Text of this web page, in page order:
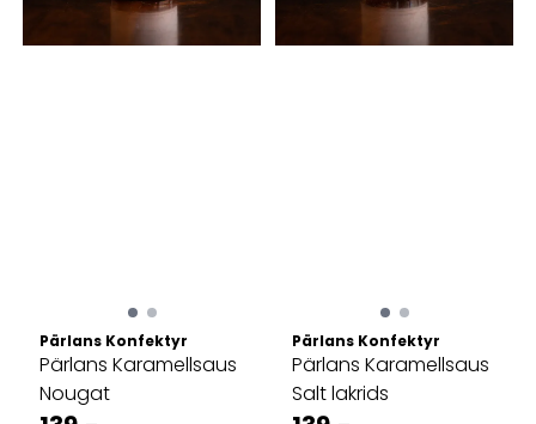
Pärlans Konfektyr
Pärlans Karamellsaus
Nougat
Pärlans Konfektyr
Pärlans Karamellsaus
Salt lakrids